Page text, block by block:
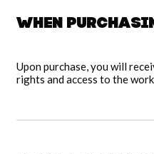
When
Upon purchase, you will
rights and access to the